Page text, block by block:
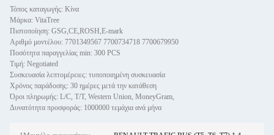
Τόπος καταγωγής: Κίνα
Μάρκα: VitaTree
Πιστοποίηση: GSG,CE,ROSH,E-mark
Αριθμό μοντέλου: 7701349567 7700734718 7700679950
Ποσότητα παραγγελίας min: 300 PCS
Τιμή: Negotiated
Συσκευασία λεπτομέρειες: τυποποιημένη συσκευασία
Χρόνος παράδοσης: 30 ημέρες μετά την κατάθεση
Όροι πληρωμής: L/C, T/T, Western Union, MoneyGram,
Δυνατότητα προσφοράς: 1000000 τεμάχια ανά μήνα